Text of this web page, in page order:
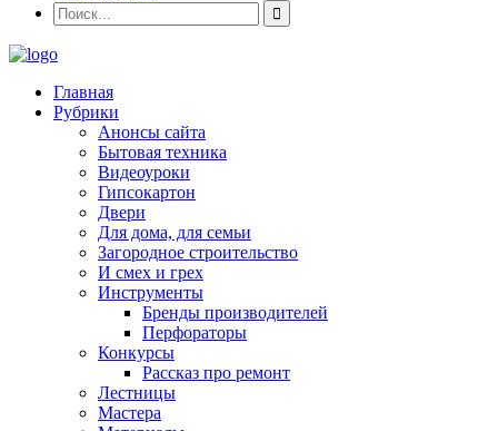
Главная
Рубрики
Анонсы сайта
Бытовая техника
Видеоуроки
Гипсокартон
Двери
Для дома, для семьи
Загородное строительство
И смех и грех
Инструменты
Бренды производителей
Перфораторы
Конкурсы
Рассказ про ремонт
Лестницы
Мастера